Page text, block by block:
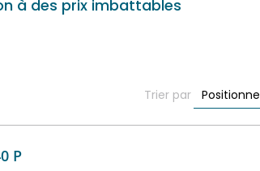
à des prix imbattables
Trier par
P